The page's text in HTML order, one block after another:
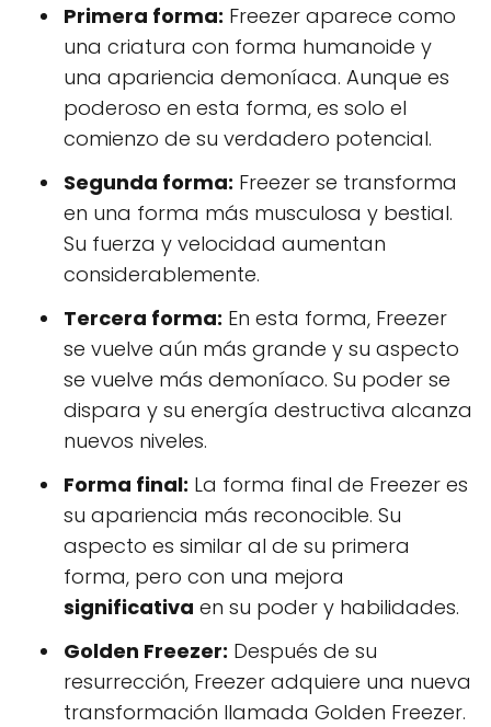
Primera forma: Freezer aparece como
una criatura con forma humanoide y
una apariencia demoníaca. Aunque es
poderoso en esta forma, es solo el
comienzo de su verdadero potencial.
Segunda forma: Freezer se transforma
en una forma más musculosa y bestial.
Su fuerza y velocidad aumentan
considerablemente.
Tercera forma: En esta forma, Freezer
se vuelve aún más grande y su aspecto
se vuelve más demoníaco. Su poder se
dispara y su energía destructiva alcanza
nuevos niveles.
Forma final: La forma final de Freezer es
su apariencia más reconocible. Su
aspecto es similar al de su primera
forma, pero con una mejora
significativa en su poder y habilidades.
Golden Freezer: Después de su
resurrección, Freezer adquiere una nueva
transformación llamada Golden Freezer.